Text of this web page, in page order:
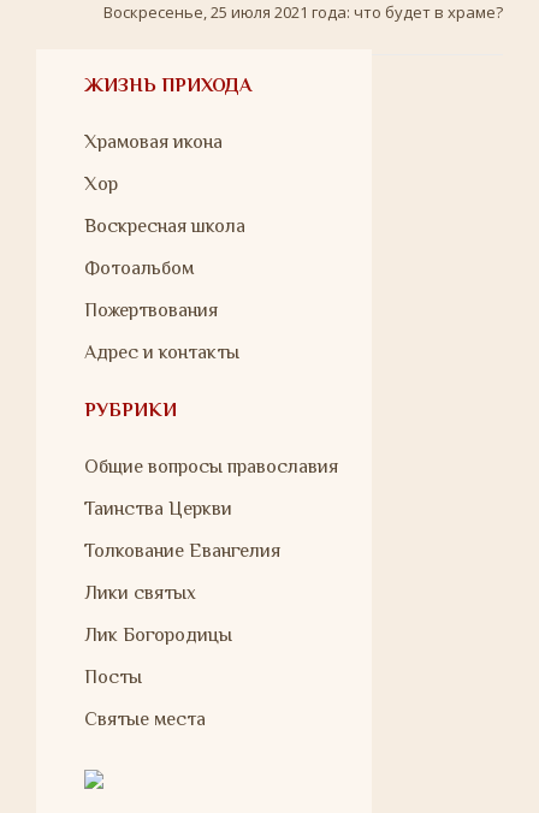
Воскресенье, 25 июля 2021 года: что будет в храме?
ЖИЗНЬ ПРИХОДА
Храмовая икона
Хор
Воскресная школа
Фотоальбом
Пожертвования
Адрес и контакты
РУБРИКИ
Общие вопросы православия
Таинства Церкви
Толкование Евангелия
Лики святых
Лик Богородицы
Посты
Святые места